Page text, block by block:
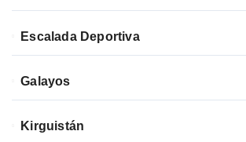
Escalada Deportiva
Galayos
Kirguistán